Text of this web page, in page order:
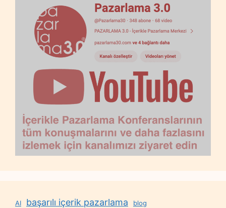
AI başarılı içerik pazarlama blog